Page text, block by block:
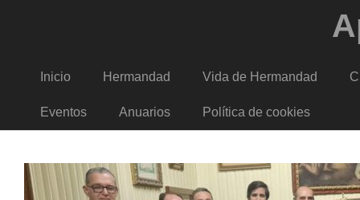
Inicio Hermandad Vida de Hermandad
Eventos Anuarios Política de cookies